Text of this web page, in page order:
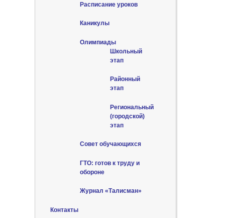
Расписание уроков
Каникулы
Олимпиады
Школьный
этап
Районный
этап
Региональный
(городской)
этап
Совет обучающихся
ГТО: готов к труду и
обороне
Журнал «Талисман»
Контакты